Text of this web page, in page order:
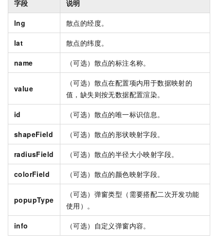
字段 说明
lng 散点的经度。
lat 散点的纬度。
name （可选）散点的标注名称。
value
（可选）散点在配置项内用于数据映射的
值，缺失则按无数据配置渲染。
id （可选）散点的唯一标识信息。
shapeField （可选）散点的形状映射字段。
radiusField （可选）散点的半径大小映射字段。
colorField （可选）散点的颜色映射字段。
popupType
（可选）弹窗类型（需要搭配二次开发功能
使用）。
info （可选）自定义弹窗内容。